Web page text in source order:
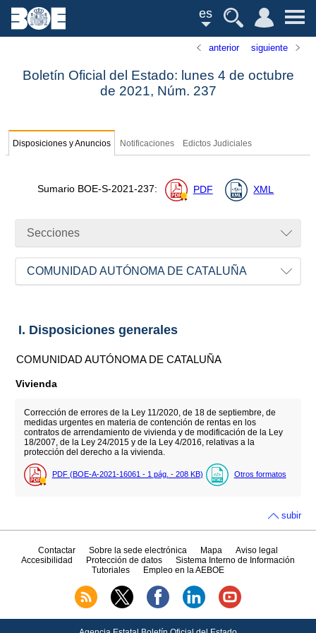
es
anterior siguiente
Boletín Oficial del Estado: lunes 4 de octubre
de 2021, Núm. 237
Disposiciones y Anuncios Notificaciones Edictos Judiciales
Sumario BOE-S-2021-237: PDF XML
Secciones
COMUNIDAD AUTÓNOMA DE CATALUÑA
I. Disposiciones generales
COMUNIDAD AUTÓNOMA DE CATALUÑA
Vivienda
Corrección de errores de la Ley 11/2020, de 18 de septiembre, de
medidas urgentes en materia de contención de rentas en los
contratos de arrendamiento de vivienda y de modificación de la Ley
18/2007, de la Ley 24/2015 y de la Ley 4/2016, relativas a la
protección del derecho a la vivienda.
PDF (BOE-A-2021-16061 - 1 pág. - 208 KB) Otros formatos
subir
Contactar Sobre la sede electrónica Mapa
Aviso legal
Accesibilidad
Protección de datos
Sistema Interno de Información
Tutoriales
Empleo en la AEBOE